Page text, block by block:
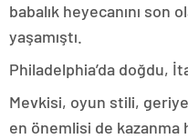
babalık heyecanını son
yaşamıştı.
Philadelphia’da doğdu,
Mevkisi, oyun stili,
en önemlisi de kazanma